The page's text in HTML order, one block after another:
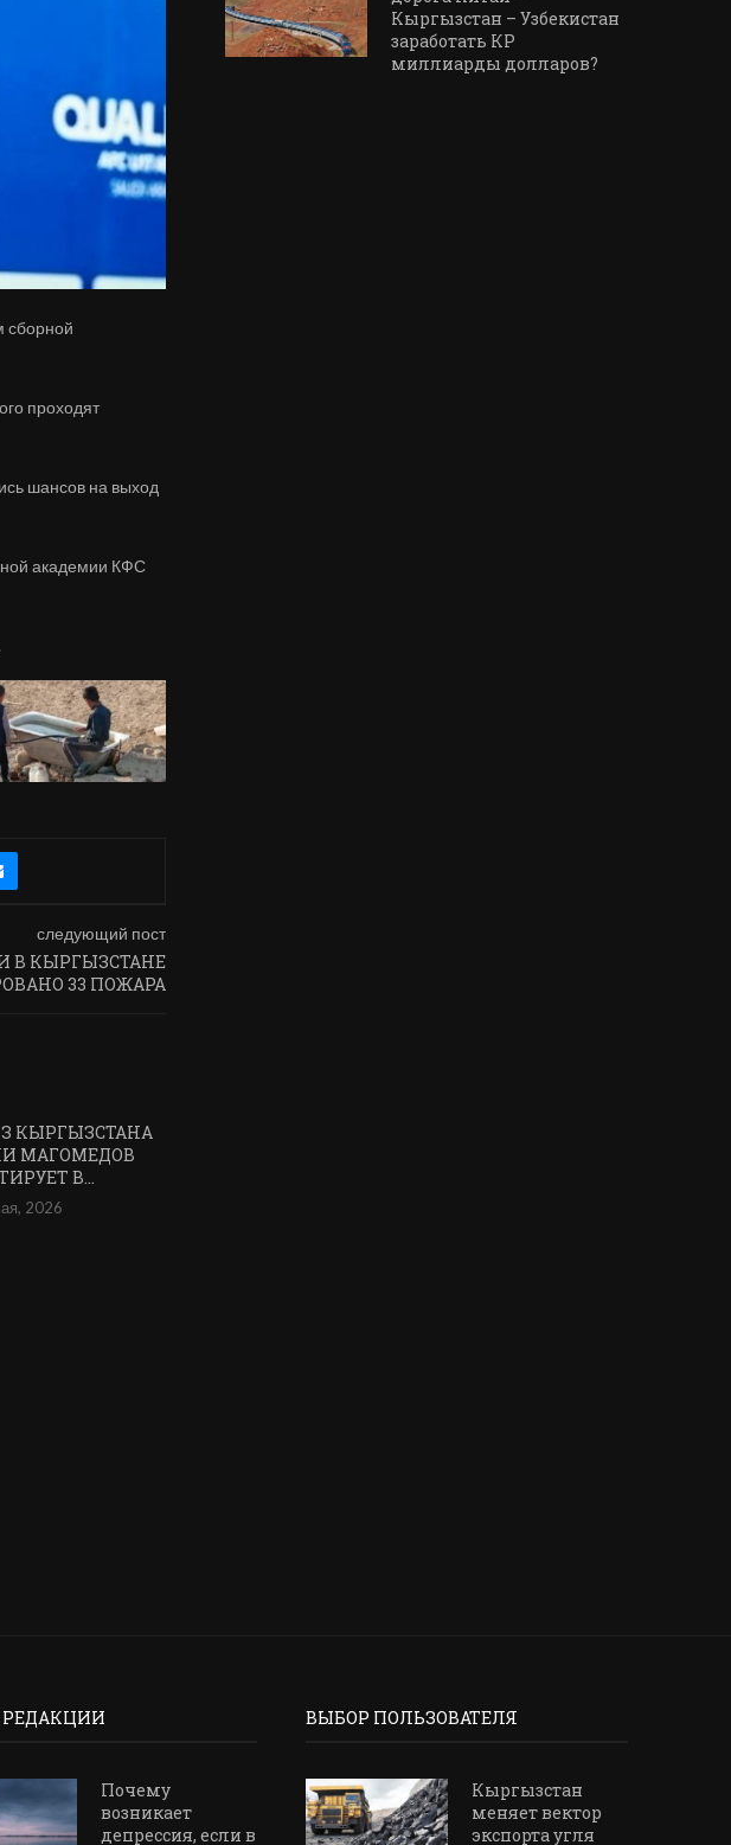
сборной
проходят
шансов на выход
академии КФС
следующий пост
В КЫРГЫЗСТАНЕ
33 ПОЖАРА
КЫРГЫЗСТАНА
МАГОМЕДОВ
В...
2026
Кыргызстан – Узбекистан
заработать КР
миллиарды долларов?
Почему
возникает
депрессия, если в
ВЫБОР ПОЛЬЗОВАТЕЛЯ
Кыргызстан
меняет вектор
экспорта угля